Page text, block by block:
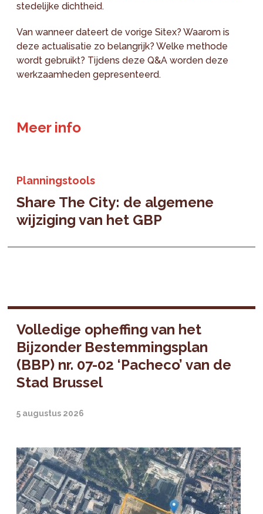
stedelijke dichtheid.
Van wanneer dateert de vorige Sitex? Waarom is
deze actualisatie zo belangrijk? Welke methode
wordt gebruikt? Tijdens deze Q&A worden deze
werkzaamheden gepresenteerd.
Meer info
Planningstools
Share The City: de algemene
wijziging van het GBP
Volledige opheffing van het
Bijzonder Bestemmingsplan
(BBP) nr. 07-02 ‘Pacheco’ van de
Stad Brussel
5 augustus 2026